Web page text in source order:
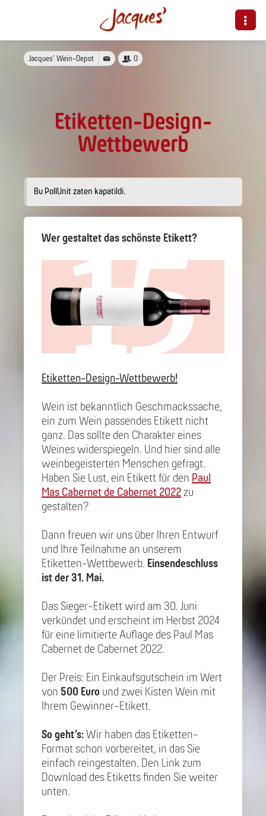
Jacques’ Wein-Depot 0
Etiketten-Design-
Wettbewerb
Bu PollUnit zaten kapatildi.
Wer gestaltet das schönste Etikett?
Etiketten-Design-Wettbewerb!
Wein ist bekanntlich Geschmackssache,
ein zum Wein passendes Etikett nicht
ganz. Das sollte den Charakter eines
Weines widerspiegeln. Und hier sind alle
weinbegeisterten Menschen gefragt.
Haben Sie Lust, ein Etikett für den Paul
Mas Cabernet de Cabernet 2022 zu
gestalten?
Dann freuen wir uns über Ihren Entwurf
und Ihre Teilnahme an unserem
Etiketten-Wettbewerb. Einsendeschluss
ist der 31. Mai.
Das Sieger-Etikett wird am 30. Juni
verkündet und erscheint im Herbst 2024
für eine limitierte Auflage des Paul Mas
Cabernet de Cabernet 2022.
Der Preis: Ein Einkaufsgutschein im Wert
von 500 Euro und zwei Kisten Wein mit
Ihrem Gewinner-Etikett.
So geht’s: Wir haben das Etiketten-
Format schon vorbereitet, in das Sie
einfach reingestalten. Den Link zum
Download des Etiketts finden Sie weiter
unten.